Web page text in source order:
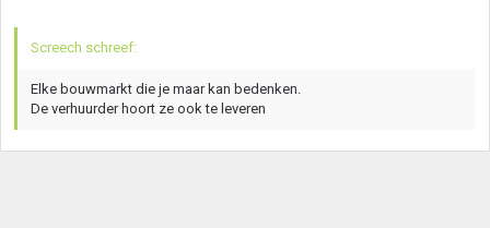
Screech schreef:
Elke bouwmarkt die je maar kan bedenken.
De verhuurder hoort ze ook te leveren